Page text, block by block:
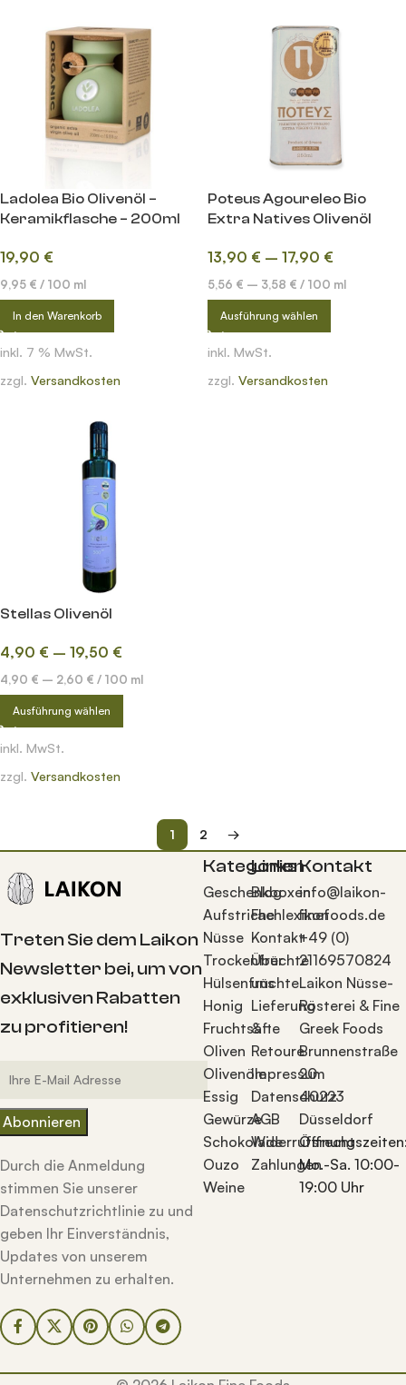
Ladolea Bio Olivenöl –
Keramikflasche – 200ml
19,90 €
9,95 € / 100 ml
In den Warenkorb
inkl. 7 % MwSt.
zzgl. Versandkosten
Poteus Agoureleo Bio
Extra Natives Olivenöl
13,90 € – 17,90 €
5,56 € – 3,58 € / 100 ml
Ausführung wählen
inkl. MwSt.
zzgl. Versandkosten
Stellas Olivenöl
4,90 € – 19,50 €
4,90 € – 2,60 € / 100 ml
Ausführung wählen
inkl. MwSt.
zzgl. Versandkosten
1 2 →
Treten Sie dem Laikon
Newsletter bei, um von
exklusiven Rabatten
zu profitieren!
Durch die Anmeldung
stimmen Sie unserer
Datenschutzrichtlinie zu und
geben Ihr Einverständnis,
Updates von unserem
Unternehmen zu erhalten.
Kategorien
Geschenkboxen
Aufstriche
Nüsse
Trockenfrüchte
Hülsenfrüchte
Honig
Fruchtsäfte
Oliven
Olivenöle
Essig
Gewürze
Schokolade
Ouzo
Weine
Links
Blog
Fachlexikon
Kontakt
Über
uns
Lieferung
&
Retoure
Impressum
Datenschutz
AGB
Widerrufsrecht
Zahlungen
Kontakt
info@laikon-
finefoods.de
+49 (0)
21169570824
Laikon Nüsse-
Rösterei & Fine
Greek Foods
Brunnenstraße
20
40223
Düsseldorf
Mo.-Sa. 10:00-
19:00 Uhr